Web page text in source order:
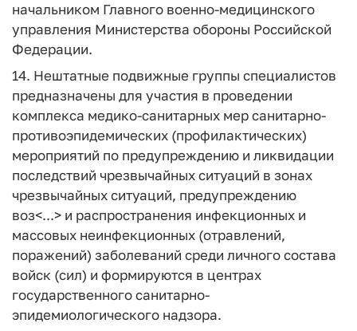
начальником Главного военно-медицинского
управления Министерства обороны Российской
Федерации.
14. Нештатные подвижные группы специалистов
предназначены для участия в проведении
комплекса медико-санитарных мер санитарно-
противоэпидемических (профилактических)
мероприятий по предупреждению и ликвидации
последствий чрезвычайных ситуаций в зонах
чрезвычайных ситуаций, предупреждению
воз<...> и распространения инфекционных и
массовых неинфекционных (отравлений,
поражений) заболеваний среди личного состава
войск (сил) и формируются в центрах
государственного санитарно-
эпидемиологического надзора.